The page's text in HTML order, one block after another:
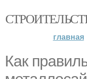
главная
Как